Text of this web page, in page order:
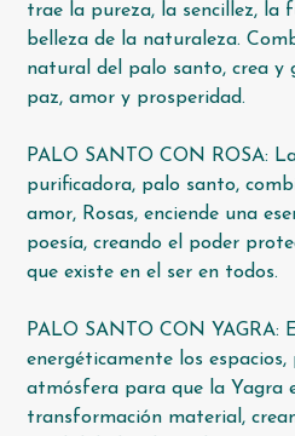
trae la pureza, la sencillez, la
belleza de la naturaleza.
natural del palo santo, crea y
paz, amor y prosperidad.
PALO SANTO CON ROSA:
purificadora, palo santo,
amor, Rosas, enciende una
poesía, creando el poder
que existe en el ser en todos.
PALO SANTO CON YAGRA:
energéticamente los
atmósfera para que la Yagra
transformación material,